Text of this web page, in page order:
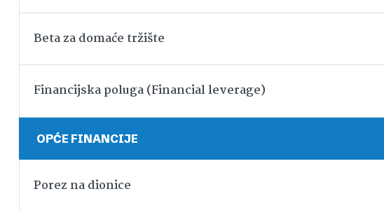
Beta za domaće tržište
Financijska poluga (Financial leverage)
OPĆE FINANCIJE
Porez na dionice